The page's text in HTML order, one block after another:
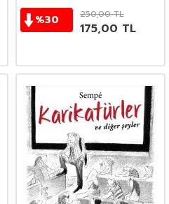
%30 250,00TL
175,00 TL